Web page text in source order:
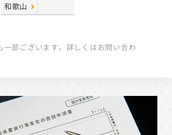
和歌山
部ございます。詳しくはお問い合わ